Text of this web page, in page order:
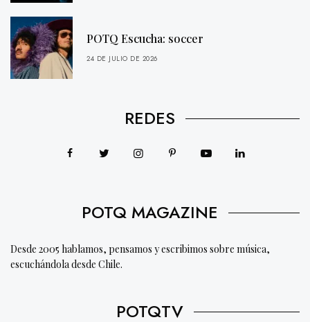
POTQ Escucha: soccer
24 DE JULIO DE 2026
REDES
POTQ MAGAZINE
Desde 2005 hablamos, pensamos y escribimos sobre música,
escuchándola desde Chile.
POTQTV